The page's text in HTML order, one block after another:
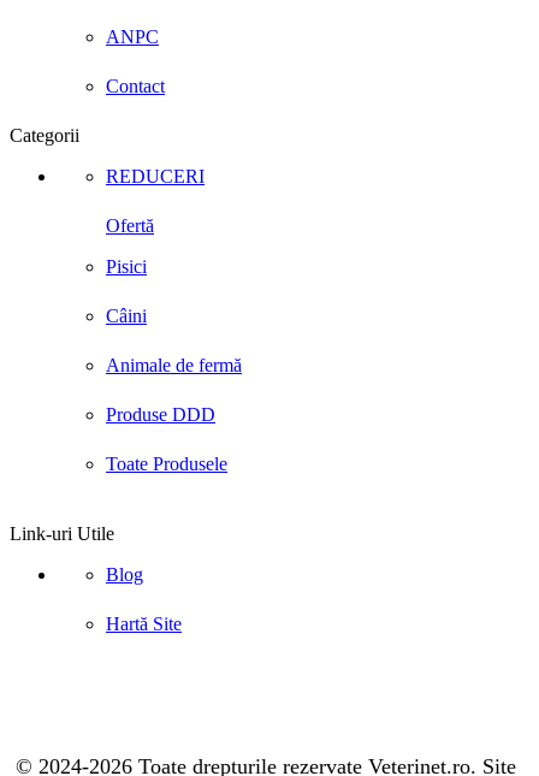
ANPC
Contact
Categorii
REDUCERI
Ofertă
Pisici
Câini
Animale de fermă
Produse DDD
Toate Produsele
Link-uri Utile
Blog
Hartă Site
© 2024-2026 Toate drepturile rezervate Veterinet.ro. Site